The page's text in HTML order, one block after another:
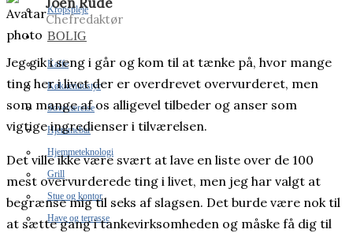
Kropspleje
BOLIG
Kaffe
Køkkenudstyr
Soveværelse
Hjemmebar
Hjemmeteknologi
Grill
Stue og kontor
Have og terrasse
Chefredaktør
Jeg gik i seng i går og kom til at tænke på, hvor mange
ting her i livet der er overdrevet overvurderet, men
som mange af os alligevel tilbeder og anser som
vigtige ingredienser i tilværelsen.
Det ville ikke være svært at lave en liste over de 100
mest overvurderede ting i livet, men jeg har valgt at
begrænse mig til seks af slagsen. Det burde være nok til
at sætte gang i tankevirksomheden og måske få dig til